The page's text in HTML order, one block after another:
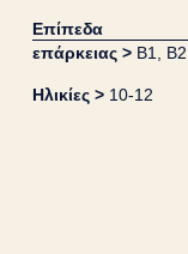
Επίπεδα
επάρκειας > B1 B2
Ηλικίες > 10-12